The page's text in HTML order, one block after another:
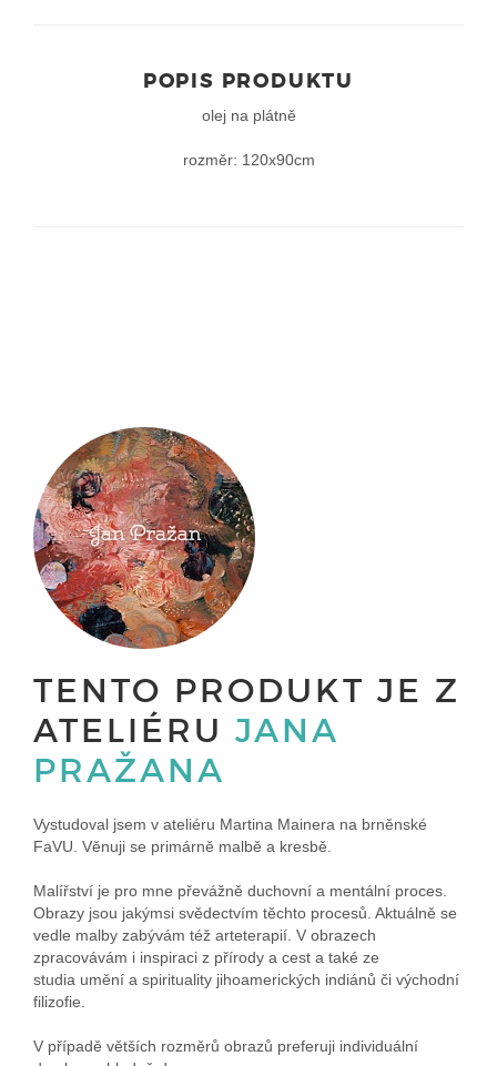
POPIS PRODUKTU
olej na plátně
rozměr: 120x90cm
TENTO PRODUKT JE Z
ATELIÉRU JANA
PRAŽANA
Vystudoval jsem v ateliéru Martina Mainera na brněnské
FaVU. Věnuji se primárně malbě a kresbě.
Malířství je pro mne převážně duchovní a mentální proces.
Obrazy jsou jakýmsi svědectvím těchto procesů. Aktuálně se
vedle malby zabývám též arteterapií. V obrazech
zpracovávám i inspiraci z přírody a cest a také ze
studia umění a spirituality jihoamerických indiánů či východní
filizofie.
V případě větších rozměrů obrazů preferuji individuální